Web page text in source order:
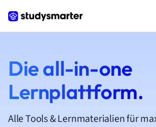
Die all-in-one
Lernplattform.
Alle Tools & Lernmaterialien für